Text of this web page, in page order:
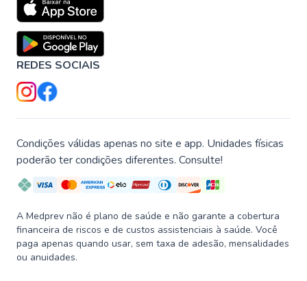
REDES SOCIAIS
Condições válidas apenas no site e app. Unidades físicas
poderão ter condições diferentes. Consulte!
A Medprev não é plano de saúde e não garante a cobertura
financeira de riscos e de custos assistenciais à saúde. Você
paga apenas quando usar, sem taxa de adesão, mensalidades
ou anuidades.